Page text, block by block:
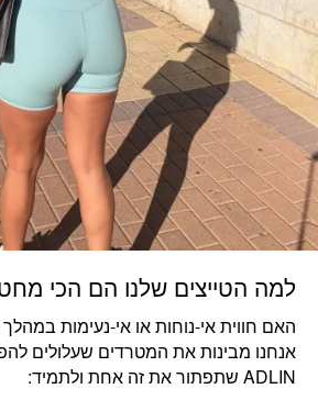
למה הטייצים שלנו הם הכי
האם חווית אי-נוחות או אי-נעימות
אנחנו מבינות את המטרדים שעלולים
ADLIN שתפתור את זה אחת ולתמיד: